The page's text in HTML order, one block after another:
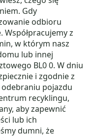
Gdy
odbioru
Współpracujemy z
w którym nasz
lub innej
BL0 0. W dniu
i zgodnie z
pojazdu
recyklingu,
aby zapewnić
lub ich
dumni, że